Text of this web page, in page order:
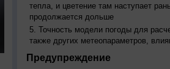
тепла, и цветение там наступает
продолжается дольше
Точность модели погоды для
также других метеопараметров,
Предупреждение